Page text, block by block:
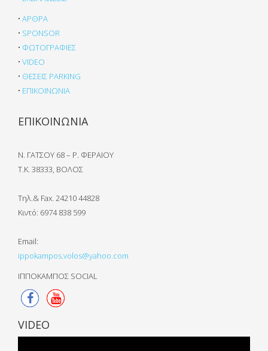
• ΑΡΘΡΑ
• SPONSOR
• ΦΩΤΟΓΡΑΦΙΕΣ
• VIDEO
• ΘΕΣΕΙΣ PARKING
• ΕΠΙΚΟΙΝΩΝΙΑ
ΕΠΙΚΟΙΝΩΝΙΑ
Ν. ΓΑΤΣΟΥ 68 – Ρ. ΦΕΡΑΙΟΥ
Τ.Κ. 38333, ΒΟΛΟΣ
Τηλ.& Fax. 24210 44828
Κιντό: 6974 838 599
Email:
ippokampos.volos@yahoo.com
ΙΠΠΟΚΑΜΠΟΣ SOCIAL
VIDEO